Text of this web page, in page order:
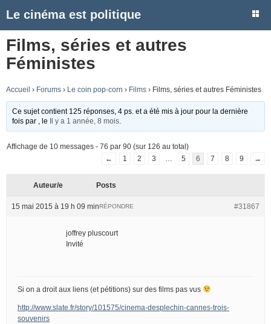
Le cinéma est politique
Films, séries et autres
Féministes
Accueil › Forums › Le coin pop-corn › Films › Films, séries et autres Féministes
Ce sujet contient 125 réponses, 4 ps. et a été mis à jour pour la dernière
fois par
, le Il y a 1 année, 8 mois
Affichage de 10 messages - 76 par 90 (sur 126 au total)
←
1 2 3 5 6 7 8 9 →
Auteur/e Posts
15 mai 2015 à 19 h 09 min #31867
RÉPONDRE
joffrey pluscourt
Invité
Si on a droit aux liens (et pétitions) sur des films pas vus
http://www.slate.fr/story/101575/cinema-desplechin-cannes-trois-
souvenirs